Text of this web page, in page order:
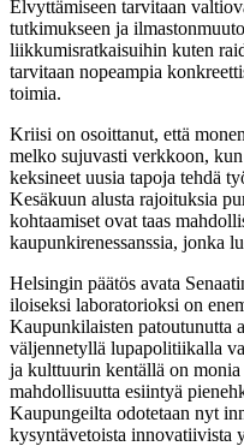
Elvyttämiseen tarvitaan
tutkimukseen ja
liikkumisratkaisuihin kuten
tarvitaan nopeampia
toimia.
Kriisi on osoittanut, että
melko sujuvasti verkkoon,
keksineet uusia tapoja tehdä
Kesäkuun alusta rajoituksia
kohtaamiset ovat taas
kaupunkirenessanssia, jonka
Helsingin päätös avata
iloiseksi laboratorioksi on
Kaupunkilaisten patoutunutta
väljennetyllä lupapolitiikalla
ja kulttuurin kentällä on
mahdollisuutta esiintyä
Kaupungeilta odotetaan nyt
kysyntävetoista innovatiivista